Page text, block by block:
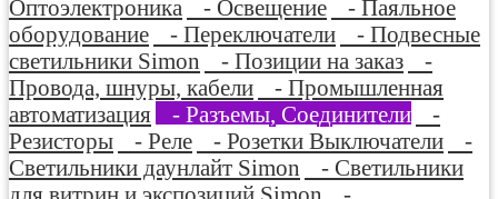
Оптоэлектроника
- Освещение
- Паяльное
оборудование
- Переключатели
- Подвесные
светильники Simon
- Позиции на заказ
-
Провода, шнуры, кабели
- Промышленная
автоматизация
- Разъемы, Соединители
-
Резисторы
- Реле - Розетки Выключатели
-
Светильники даунлайт Simon
- Светильники